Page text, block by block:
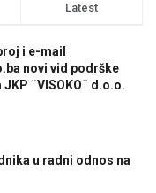
Latest
i e-mail
novi vid podrške
¨VISOKO¨ d.o.o.
u radni odnos na